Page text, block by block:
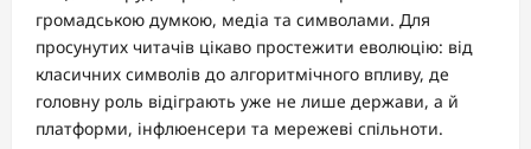
громадською думкою, медіа та символами. Для
просунутих читачів цікаво простежити еволюцію: від
класичних символів до алгоритмічного впливу, де
головну роль відіграють уже не лише держави, а й
платформи, інфлюенсери та мережеві спільноти.